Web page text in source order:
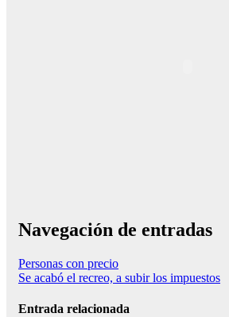
Navegación de entradas
Personas con precio
Se acabó el recreo, a subir los impuestos
Entrada relacionada